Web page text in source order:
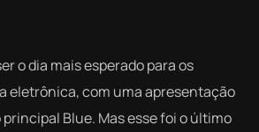
o dia mais esperado para os
eletrônica, com uma apresentação
principal Blue. Mas esse foi o último